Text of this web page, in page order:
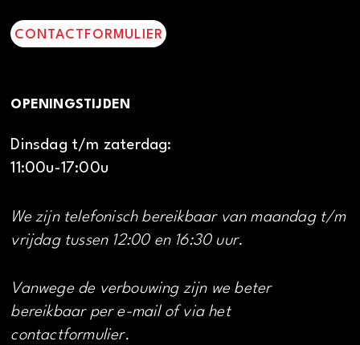
CONTACTFORMULIER
OPENINGSTIJDEN
Dinsdag t/m zaterdag:
11:00u-17:00u
We zijn telefonisch bereikbaar van maandag t/m
vrijdag tussen 12:00 en 16:30 uur.
Vanwege de verbouwing zijn we beter
bereikbaar per e-mail of via het
contactformulier.